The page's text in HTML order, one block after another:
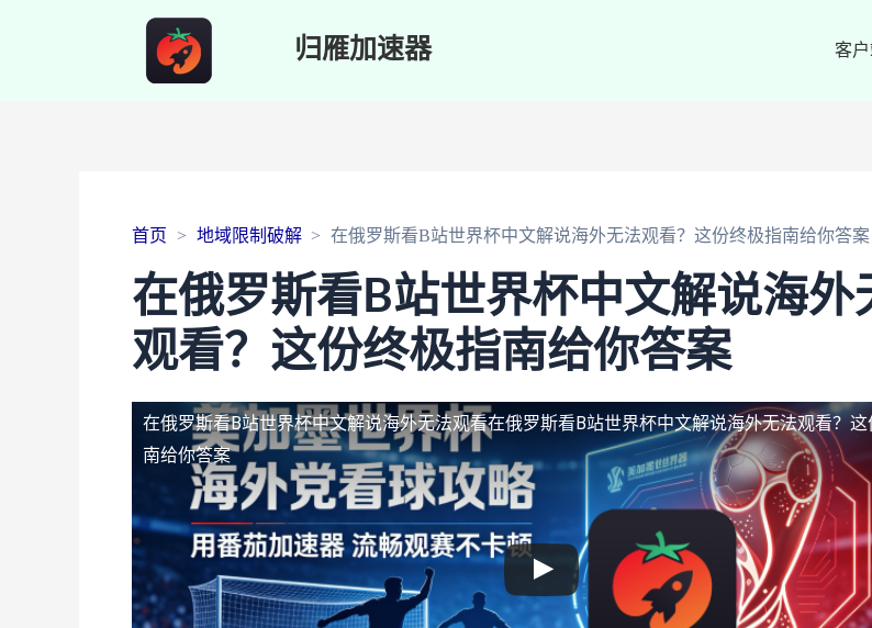
归雁加速器 客
首页 地域限制破解 在俄罗斯看B站世界杯中文解说海外无法观看？这份终极指南给你答案
在俄罗斯看B站世界杯中文解说海外
观看？这份终极指南给你答案
在俄罗斯看B站世界杯中文解说海外无法观看在俄罗斯看B站世界杯中文解说海外无法观看？
南给你答案